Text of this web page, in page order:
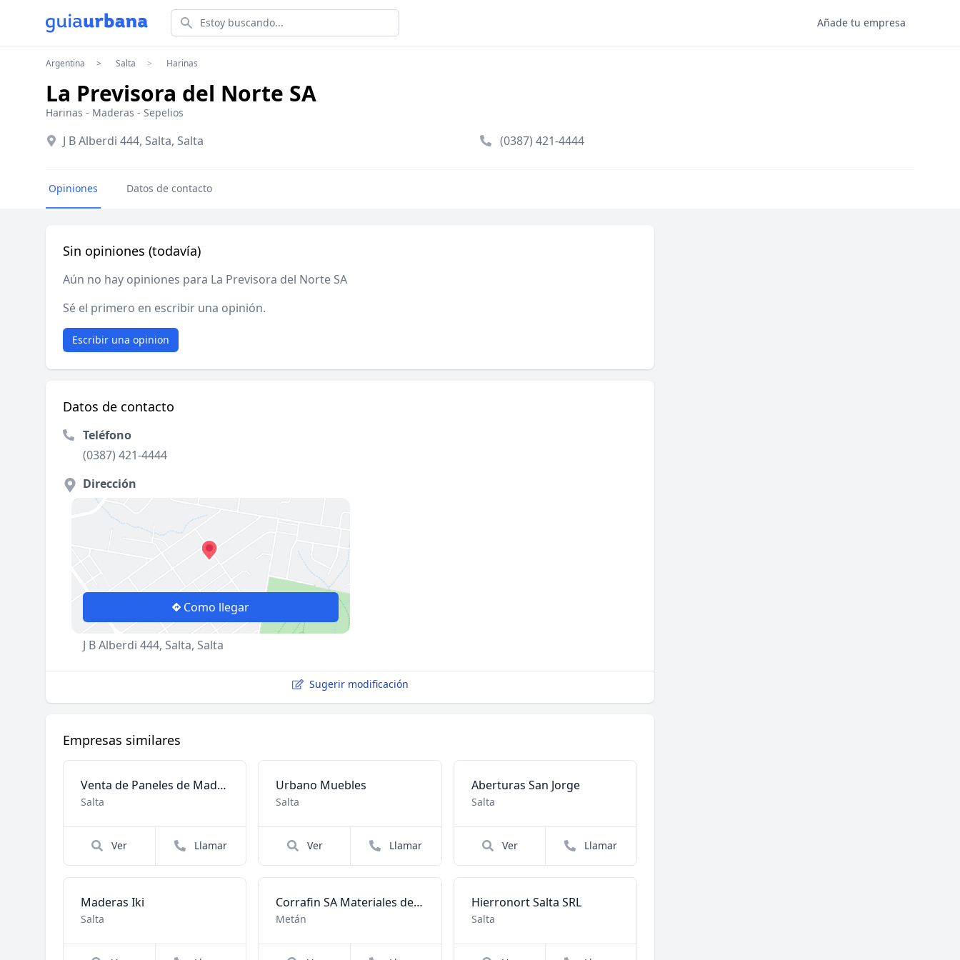
Estoy buscando... Añade tu empresa
Argentina Salta Harinas
La Previsora del Norte SA
Harinas - Maderas - Sepelios
J B Alberdi 444, Salta, Salta (0387) 421-4444
Opiniones Datos de contacto
Sin opiniones (todavía)
Aún no hay opiniones para La Previsora del Norte SA
Sé el primero en escribir una opinión.
Escribir una opinion
Datos de contacto
Teléfono
(0387) 421-4444
Dirección
Como llegar
J B Alberdi 444, Salta, Salta
Sugerir modificación
Empresas similares
Venta de Paneles de Madera
Salta
Ver Llamar
Urbano Muebles
Salta
Ver Llamar
Aberturas San Jorge
Salta
Ver Llamar
Maderas Iki
Salta
Corrafin SA Materiales de Construccion
Metán
Hierronort Salta SRL
Salta